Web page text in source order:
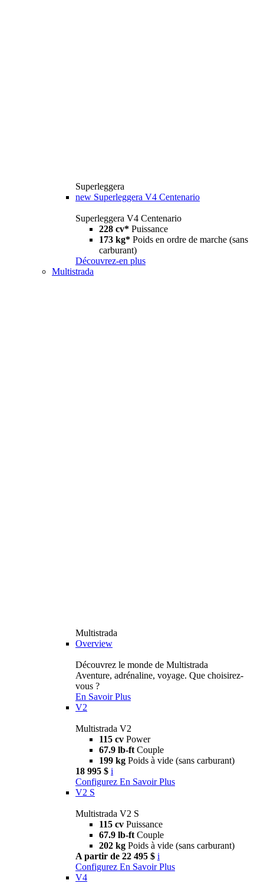
Superleggera
new Superleggera V4 Centenario
Superleggera V4 Centenario
228 cv* Puissance
173 kg* Poids en ordre de marche (sans
carburant)
Découvrez-en plus
Multistrada
Multistrada
Overview
Découvrez le monde de Multistrada
Aventure, adrénaline, voyage. Que choisirez-
vous ?
En Savoir Plus
V2
Multistrada V2
115 cv Power
67.9 lb-ft Couple
199 kg Poids à vide (sans carburant)
18 995 $ i
Configurez En Savoir Plus
V2 S
Multistrada V2 S
115 cv Puissance
67.9 lb-ft Couple
202 kg Poids à vide (sans carburant)
A partir de 22 495 $ i
Configurez En Savoir Plus
V4